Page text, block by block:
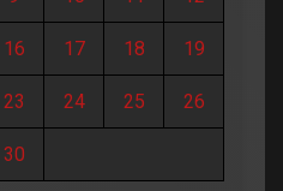
16 17 18 19
23 24 25 26
30